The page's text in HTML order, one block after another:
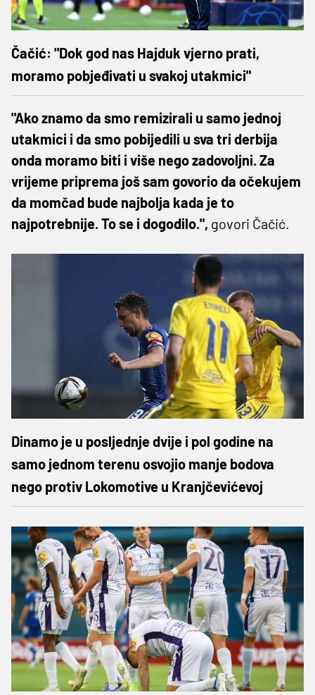
Čačić: "Dok god nas Hajduk vjerno prati,
moramo pobjeđivati u svakoj utakmici"
"Ako znamo da smo remizirali u samo jednoj
utakmici i da smo pobijedili u sva tri derbija
onda moramo biti i više nego zadovoljni. Za
vrijeme priprema još sam govorio da očekujem
da momčad bude najbolja kada je to
najpotrebnije. To se i dogodilo.", govori Čačić.
Dinamo je u posljednje dvije i pol godine na
samo jednom terenu osvojio manje bodova
nego protiv Lokomotive u Kranjčevićevoj